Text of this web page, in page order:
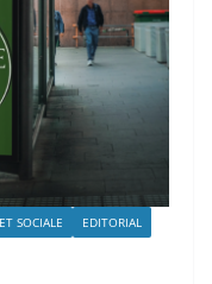
SOCIALE
EDITORIAL